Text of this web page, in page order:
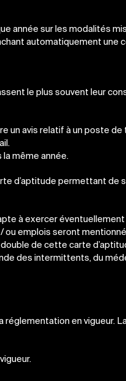
année sur les modalités
automatiquement une
le plus souvent leur
un avis relatif à un poste
même année.
d’aptitude permettant de
à exercer
ou emplois seront
de cette carte
des intermittents, du
réglementation en vigueur.